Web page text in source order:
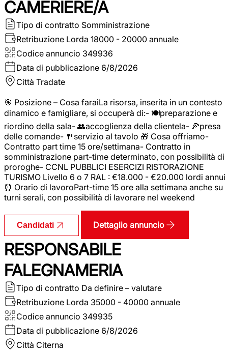
CAMERIERE/A
Tipo di contratto Somministrazione
Retribuzione Lorda 18000 - 20000 annuale
Codice annuncio 349936
Data di pubblicazione 6/8/2026
Città Tradate
🎯 Posizione – Cosa faraiLa risorsa, inserita in un contesto
dinamico e famigliare, si occuperà di:- 🍽️preparazione e
riordino della sala- 👥accoglienza della clientela- 🍕presa
delle comande- 🍴servizio al tavolo 🎁 Cosa offriamo-
Contratto part time 15 ore/settimana- Contratto in
somministrazione part-time determinato, con possibilità di
proroghe- CCNL PUBBLICI ESERCIZI RISTORAZIONE
TURISMO Livello 6 o 7 RAL : €18.000 - €20.000 lordi annui
⏰ Orario di lavoroPart-time 15 ore alla settimana anche su
turni serali, con possibilità di lavorare nel weekend
Candidati Dettaglio annuncio
RESPONSABILE
FALEGNAMERIA
Tipo di contratto Da definire – valutare
Retribuzione Lorda 35000 - 40000 annuale
Codice annuncio 349935
Data di pubblicazione 6/8/2026
Città Citerna